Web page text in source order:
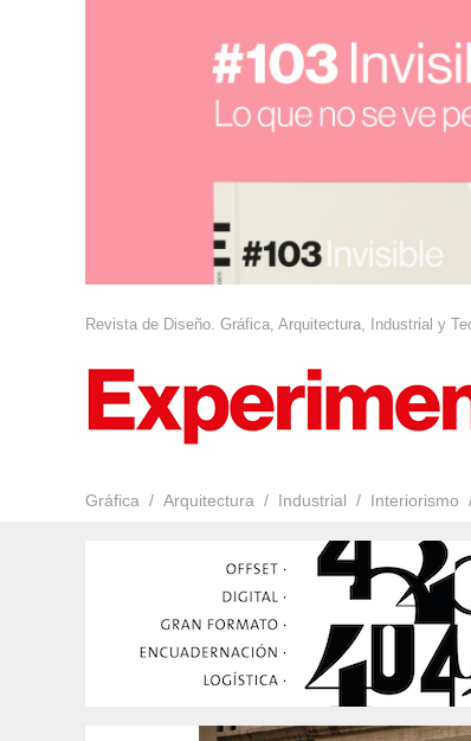
Revista de Diseño. Gráfica, Arquitectura, Industrial y
Gráfica Arquitectura Industrial Interiorismo